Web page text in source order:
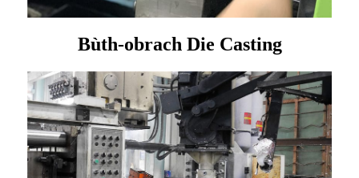
Bùth-obrach Die Casting